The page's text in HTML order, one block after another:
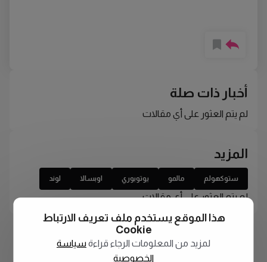
أخبار ذات صلة
لم يتم العثور على أي مقالات
المزيد
ستوكهولم مالمو يوتوبوري اوبسالا لوند
لم يتم العثور على أي مقالات
هذا الموقع يستخدم ملف تعريف الارتباط
Cookie
لمزيد من المعلومات الرجاء قراءة سياسة
الخصوصية